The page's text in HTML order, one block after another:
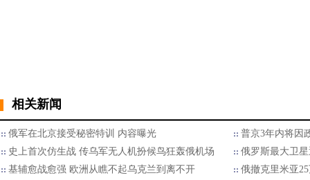
相关新闻
俄军在北京接受秘密特训 内容曝光
普京3年内将因
史上首次仿生战 传乌军无人机扮候鸟狂轰俄机场
俄罗斯最大卫
基辅愈战愈强 欧洲从瞧不起乌克兰到离不开
俄撤克里米亚